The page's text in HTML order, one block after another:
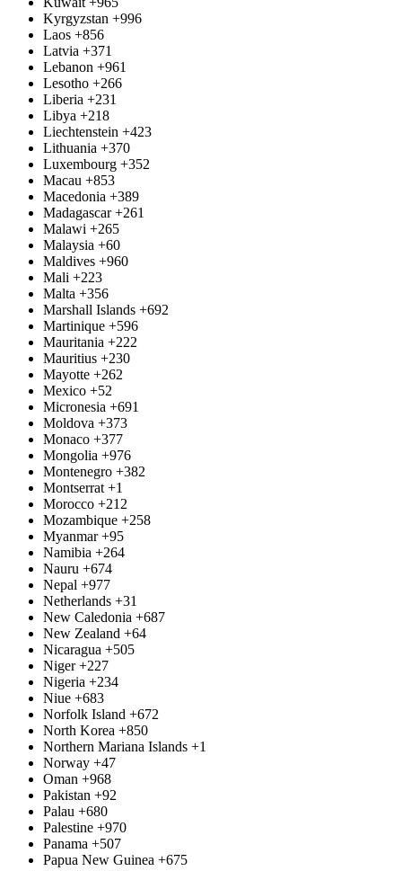
Kyrgyzstan +996
Laos +856
Latvia +371
Lebanon +961
Lesotho +266
Liberia +231
Libya +218
Liechtenstein +423
Lithuania +370
Luxembourg +352
Macau +853
Macedonia +389
Madagascar +261
Malawi +265
Malaysia +60
Maldives +960
Mali +223
Malta +356
Marshall Islands +692
Martinique +596
Mauritania +222
Mauritius +230
Mayotte +262
Mexico +52
Micronesia +691
Moldova +373
Monaco +377
Mongolia +976
Montenegro +382
Montserrat +1
Morocco +212
Mozambique +258
Myanmar +95
Namibia +264
Nauru +674
Nepal +977
Netherlands +31
New Caledonia +687
New Zealand +64
Nicaragua +505
Niger +227
Nigeria +234
Niue +683
Norfolk Island +672
North Korea +850
Northern Mariana Islands +1
Norway +47
Oman +968
Pakistan +92
Palau +680
Palestine +970
Panama +507
Papua New Guinea +675